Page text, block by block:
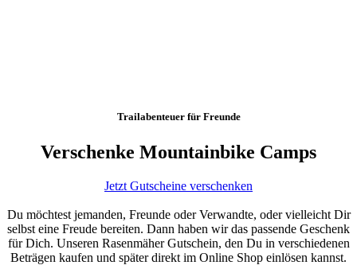
Trailabenteuer für Freunde
Verschenke Mountainbike Camps
Jetzt Gutscheine verschenken
Du möchtest jemanden, Freunde oder Verwandte, oder vielleicht Dir
selbst eine Freude bereiten. Dann haben wir das passende Geschenk
für Dich. Unseren Rasenmäher Gutschein, den Du in verschiedenen
Beträgen kaufen und später direkt im Online Shop einlösen kannst.